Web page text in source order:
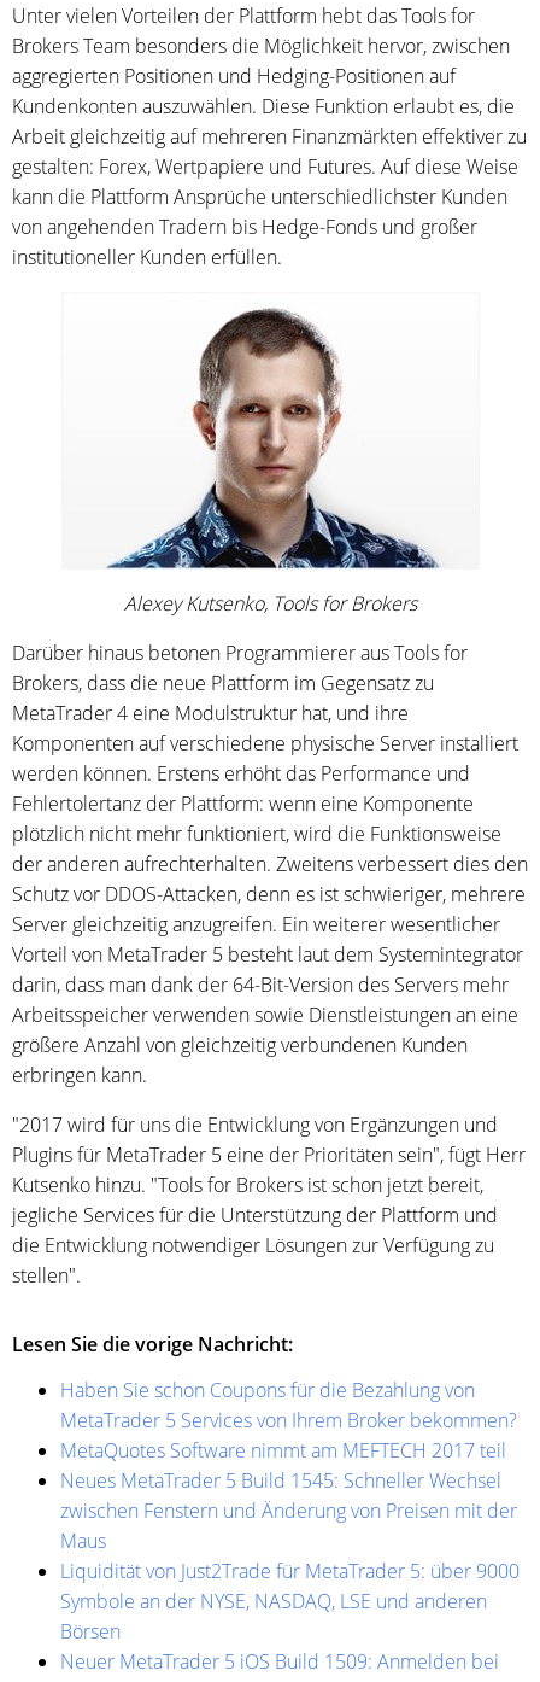
Unter vielen Vorteilen der Plattform hebt das Tools for
Brokers Team besonders die Möglichkeit hervor, zwischen
aggregierten Positionen und Hedging-Positionen auf
Kundenkonten auszuwählen. Diese Funktion erlaubt es, die
Arbeit gleichzeitig auf mehreren Finanzmärkten effektiver zu
gestalten: ​Forex, Wertpapiere und Futures. Auf diese Weise
kann die Plattform Ansprüche unterschiedlichster Kunden
von angehenden Tradern bis Hedge-Fonds und großer
institutioneller Kunden erfüllen.
Alexey Kutsenko, Tools for Brokers
Darüber hinaus betonen Programmierer aus Tools for
Brokers, dass die neue Plattform im Gegensatz zu
MetaTrader 4 eine Modulstruktur hat, und ihre
Komponenten auf verschiedene physische Server installiert
werden können. Erstens erhöht das Performance und
Fehlertolertanz der Plattform: wenn eine Komponente
plötzlich nicht mehr funktioniert, wird die Funktionsweise
der anderen aufrechterhalten. Zweitens verbessert dies den
Schutz vor DDOS-Attacken, denn es ist schwieriger, mehrere
Server gleichzeitig anzugreifen. Ein weiterer wesentlicher
Vorteil von MetaTrader 5 besteht laut dem Systemintegrator
darin, dass man dank der 64-Bit-Version des Servers mehr
Arbeitsspeicher verwenden sowie Dienstleistungen an eine
größere Anzahl von gleichzeitig verbundenen Kunden
erbringen kann.
"2017 wird für uns die Entwicklung von Ergänzungen und
Plugins für MetaTrader 5 eine der Prioritäten sein", fügt Herr
Kutsenko hinzu. "Tools for Brokers ist schon jetzt bereit,
jegliche Services für die Unterstützung der Plattform und
die Entwicklung notwendiger Lösungen zur Verfügung zu
stellen".
Lesen Sie die vorige Nachricht:
Haben Sie schon Coupons für die Bezahlung von
MetaTrader 5 Services von Ihrem Broker bekommen?
MetaQuotes Software nimmt am MEFTECH 2017 teil
Neues MetaTrader 5 Build 1545: Schneller Wechsel
zwischen Fenstern und Änderung von Preisen mit der
Maus
Liquidität von Just2Trade für MetaTrader 5: über 9000
Symbole an der NYSE, NASDAQ, LSE und anderen
Börsen
Neuer MetaTrader 5 iOS Build 1509: Anmelden bei